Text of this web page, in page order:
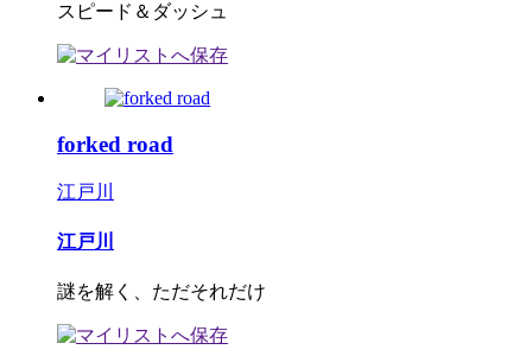
スピード＆ダッシュ
forked road
江戸川
江戸川
謎を解く、ただそれだけ